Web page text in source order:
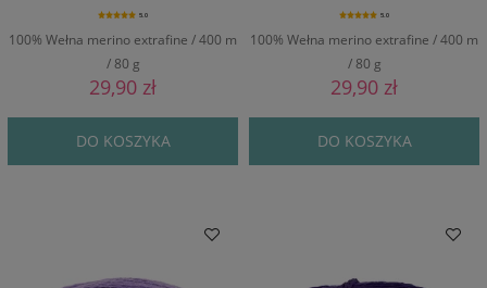
100% Wełna merino extrafine / 400 m
/ 80 g
5.0
29,90 zł
DO KOSZYKA
100% Wełna merino extrafine / 400 m
/ 80 g
5.0
29,90 zł
DO KOSZYKA